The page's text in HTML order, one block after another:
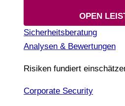
OPEN
Sicherheitsberatung
Analysen & Bewertungen
Risiken fundiert
Corporate Security